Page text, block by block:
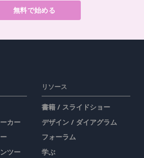
無料で始める
カー
ツー
リソース
書籍 / スライドショー
デザイン / ダイアグラム
フォーラム
学ぶ